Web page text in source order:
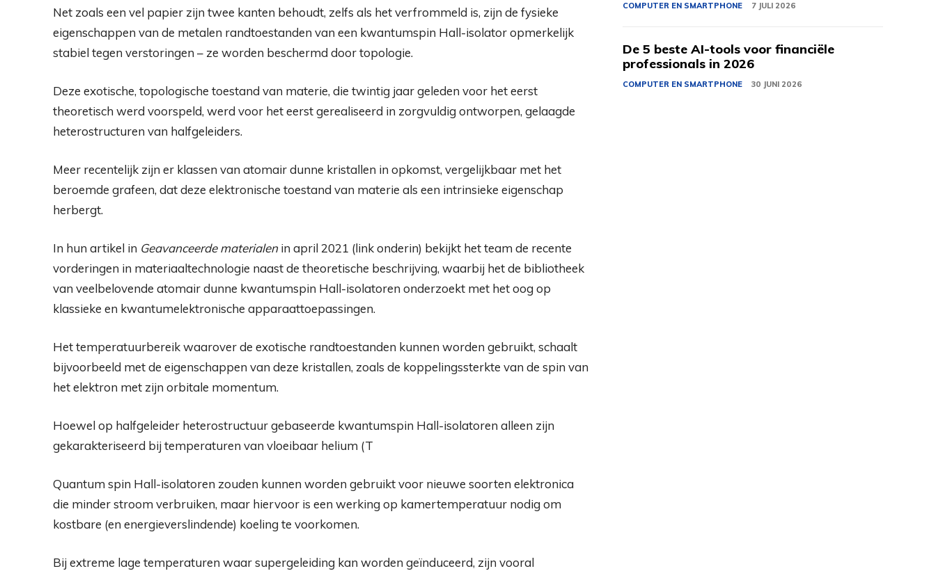
Net zoals een vel papier zijn twee kanten behoudt, zelfs als het verfrommeld is, zijn de fysieke
eigenschappen van de metalen randtoestanden van een kwantumspin Hall-isolator opmerkelijk
stabiel tegen verstoringen – ze worden beschermd door topologie.
Deze exotische, topologische toestand van materie, die twintig jaar geleden voor het eerst
theoretisch werd voorspeld, werd voor het eerst gerealiseerd in zorgvuldig ontworpen, gelaagde
heterostructuren van halfgeleiders.
Meer recentelijk zijn er klassen van atomair dunne kristallen in opkomst, vergelijkbaar met het
beroemde grafeen, dat deze elektronische toestand van materie als een intrinsieke eigenschap
herbergt.
In hun artikel in Geavanceerde materialenin april 2021 (link onderin) bekijkt het team de recente
vorderingen in materiaaltechnologie naast de theoretische beschrijving, waarbij het de bibliotheek
van veelbelovende atomair dunne kwantumspin Hall-isolatoren onderzoekt met het oog op
klassieke en kwantumelektronische apparaattoepassingen.
Het temperatuurbereik waarover de exotische randtoestanden kunnen worden gebruikt, schaalt
bijvoorbeeld met de eigenschappen van deze kristallen, zoals de koppelingssterkte van de spin van
het elektron met zijn orbitale momentum.
Hoewel op halfgeleider heterostructuur gebaseerde kwantumspin Hall-isolatoren alleen zijn
gekarakteriseerd bij temperaturen van vloeibaar helium (T
Quantum spin Hall-isolatoren zouden kunnen worden gebruikt voor nieuwe soorten elektronica
die minder stroom verbruiken, maar hiervoor is een werking op kamertemperatuur nodig om
kostbare (en energieverslindende) koeling te voorkomen.
Bij extreme lage temperaturen waar supergeleiding kan worden geïnduceerd, zijn vooral
COMPUTER EN SMARTPHONE 7 JULI 2026
De 5 beste AI-tools voor financiële
professionals in 2026
COMPUTER EN SMARTPHONE 30 JUNI 2026